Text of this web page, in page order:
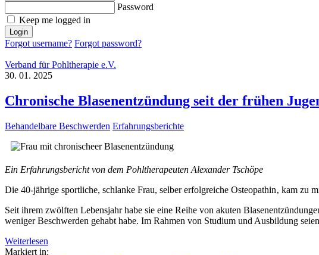
Password
Keep me logged in
Login
Forgot username? Forgot password?
Verband für Pohltherapie e.V.
30. 01. 2025
Chronische Blasenentzündung seit der frühen
Behandelbare Beschwerden Erfahrungsberichte
Ein Erfahrungsbericht von dem Pohltherapeuten Alexander Tschöpe
Die 40-jährige sportliche, schlanke Frau, selber erfolgreiche Osteopathin‚ kam
Seit ihrem zwölften Lebensjahr habe sie eine Reihe von akuten
weniger Beschwerden gehabt habe. Im Rahmen von Studium und Ausbildung
Weiterlesen
Markiert in: